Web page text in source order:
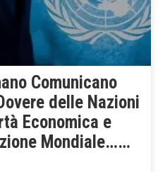
Comunicano
delle Nazioni
Economica e
Mondiale……